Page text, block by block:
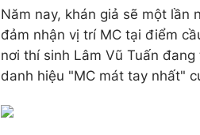
Năm nay, khán giả sẽ một lần
đảm nhận vị trí MC tại điểm
nơi thí sinh Lâm Vũ Tuấn
danh hiệu "MC mát tay nhất"